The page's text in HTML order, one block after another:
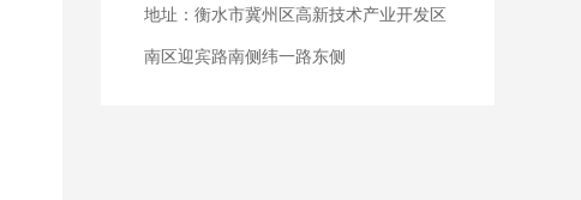
地址：衡水市冀州区高新技术产业开发区
南区迎宾路南侧纬一路东侧